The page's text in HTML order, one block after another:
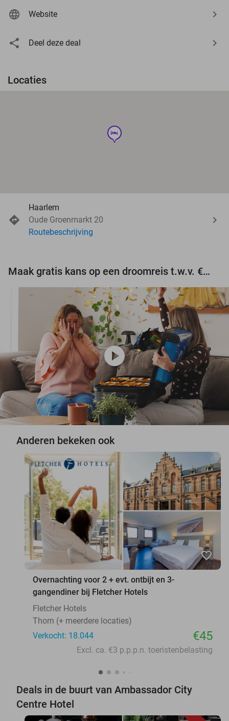
Website
Deel deze deal
Locaties
hotel
Haarlem
Oude Groenmarkt 20
Routebeschrijving
Maak gratis kans op een droomreis t.w.v. €3.000!
play_circle
Anderen bekeken ook
favorite_border
Overnachting voor 2 + evt. ontbijt en 3-
gangendiner bij Fletcher Hotels
Fletcher Hotels
Thorn (+ meerdere locaties)
Verkocht: 18.044
€45
Excl. ca. €3 p.p.p.n. toeristenbelasting
Deals in de buurt van Ambassador City
Centre Hotel